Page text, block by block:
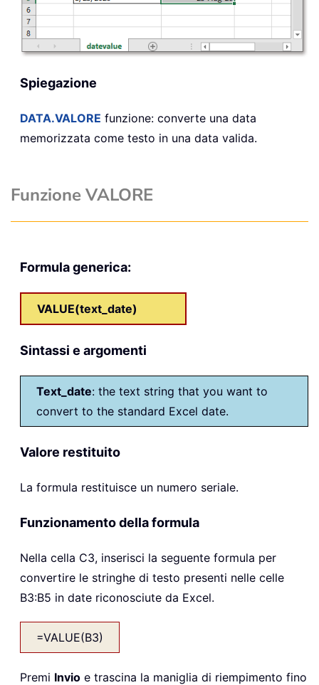
Spiegazione
DATA.VALORE funzione: converte una data
memorizzata come testo in una data valida.
Funzione VALORE
Formula generica:
VALUE(text_date)
Sintassi e argomenti
Text_date: the text string that you want to
convert to the standard Excel date.
Valore restituito
La formula restituisce un numero seriale.
Funzionamento della formula
Nella cella C3, inserisci la seguente formula per
convertire le stringhe di testo presenti nelle celle
B3:B5 in date riconosciute da Excel.
=VALUE(B3)
Premi Invio e trascina la maniglia di riempimento fino